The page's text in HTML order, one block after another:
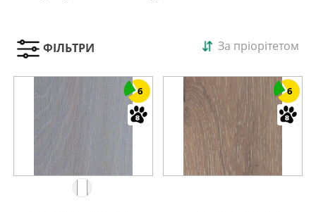
ФІЛЬТРИ За пріорітетом
6 6